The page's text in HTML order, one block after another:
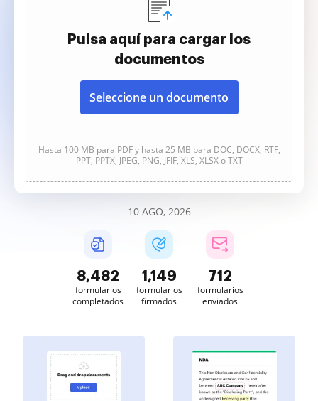
Pulsa aquí para cargar los
documentos
Seleccione un documento
Hasta 100 MB para PDF y hasta 25 MB para DOC, DOCX, RTF,
PPT, PPTX, JPEG, PNG, JFIF, XLS, XLSX o TXT
10 AGO, 2026
8,483
formularios
completados
1,149
formularios
firmados
712
formularios
enviados